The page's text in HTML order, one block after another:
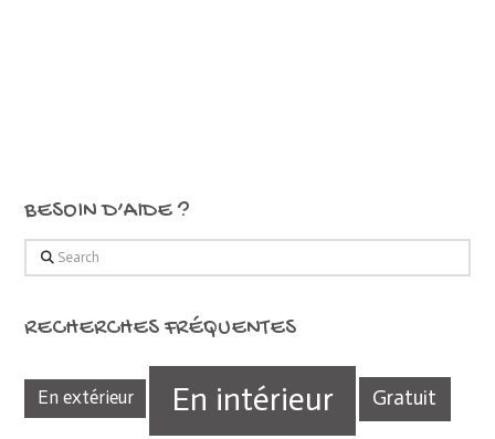
BESOIN D’AIDE ?
Search
RECHERCHES FRÉQUENTES
En extérieur En intérieur Gratuit